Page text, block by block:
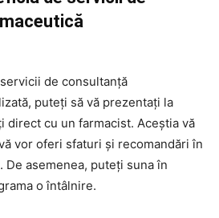
de consultanță
puteți să vă prezentați la
direct cu un farmacist. Aceștia vă
vor oferi sfaturi și recomandări în
asemenea, puteți suna în
o întâlnire.